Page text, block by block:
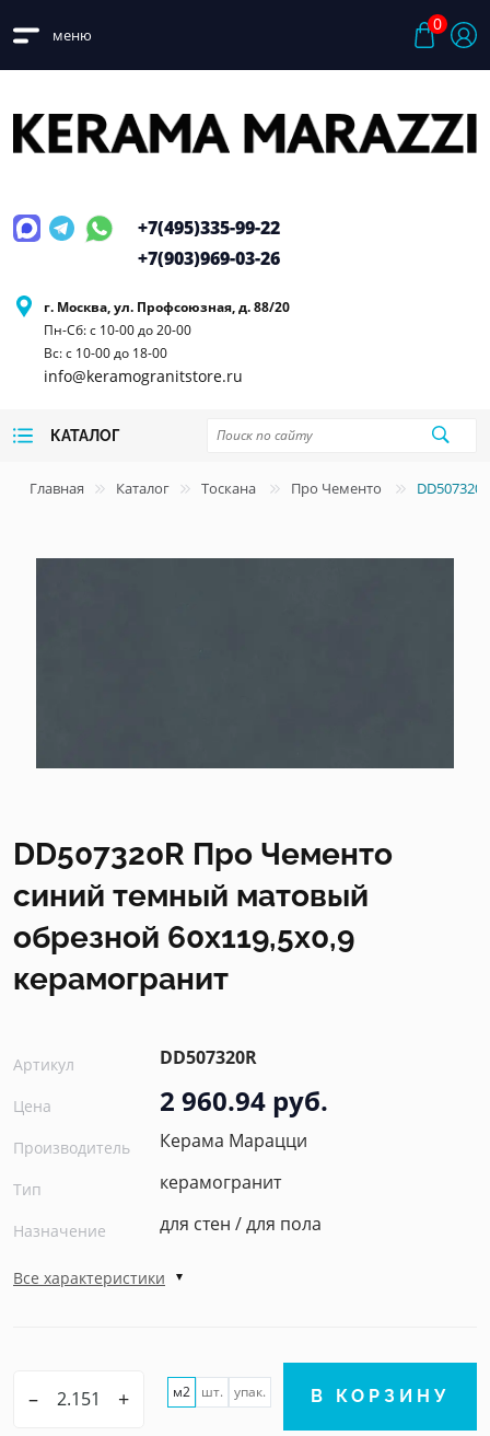
меню
0
г. Москва, ул. Профсоюзная, д. 88/20
Пн-Сб: с 10-00 до 20-00
Вс: с 10-00 до 18-00
info@keramogranitstore.ru
+7(495)335-99-22
+7(903)969-03-26
КАТАЛОГ
Главная Каталог Тоскана Про Чементо
DD507320R Про Чементо
синий темный матовый
обрезной 60x119,5x0,9
керамогранит
Артикул DD507320R
Цена 2 960.94 руб.
Производитель Керама Марацци
Тип керамогранит
Назначение для стен / для пола
Все характеристики
– + м2 шт. упак. В КОРЗИНУ